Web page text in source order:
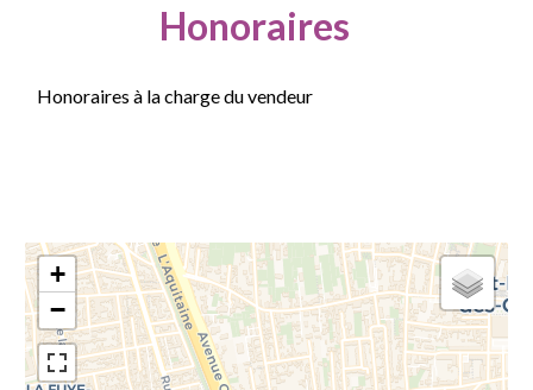
Honoraires
Honoraires à la charge du vendeur
+
−